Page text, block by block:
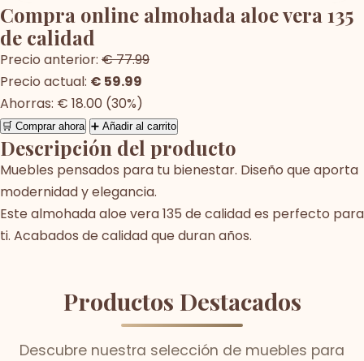
Compra online almohada aloe vera 135
de calidad
Precio anterior: € 77.99
Precio actual: € 59.99
Ahorras: € 18.00 (30%)
🛒 Comprar ahora ➕ Añadir al carrito
Descripción del producto
Muebles pensados para tu bienestar. Diseño que aporta
modernidad y elegancia.
Este almohada aloe vera 135 de calidad es perfecto para
ti. Acabados de calidad que duran años.
Productos Destacados
Descubre nuestra selección de muebles para